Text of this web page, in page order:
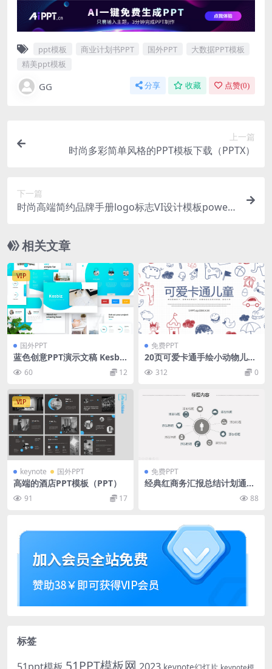
ppt模板 商业计划书PPT 国外PPT
大数据PPT模板
精美ppt模板
GG 分享 收藏 点赞(0)
上一篇
时尚多彩简单风格的PPT模板下载（PPTX）
下一篇
时尚高端简约品牌手册logo标志VI设计模板power
相关文章
VIP
国外PPT
蓝色创意PPT演示文稿 Kesbiz
– Business Presentation
60 12
免费PPT
20页可爱卡通手绘小动物儿童
教育PPT模板
312 0
VIP
keynote 国外PPT
高端的酒店PPT模板（PPT）
91 17
免费PPT
经典红商务汇报总结计划通用
88
标签
51PPT模板网